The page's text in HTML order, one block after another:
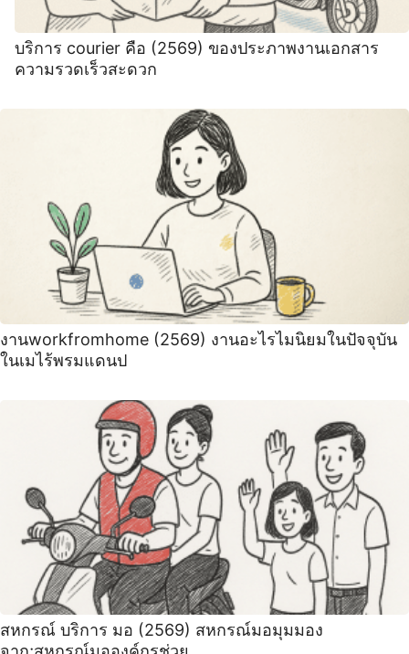
บริการ courier คือ (2569) ของประภาพงานเอกสาร
ความรวดเร็วสะดวก
งานworkfromhome (2569) งานอะไรไมนิยมในปัจจุบัน
ในเมไร้พรมแดนป
สหกรณ์ บริการ มอ (2569) สหกรณ์มอมุมมอง